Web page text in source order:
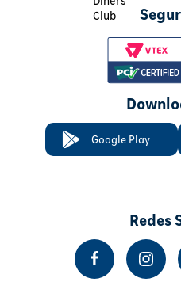
Google Play
Redes